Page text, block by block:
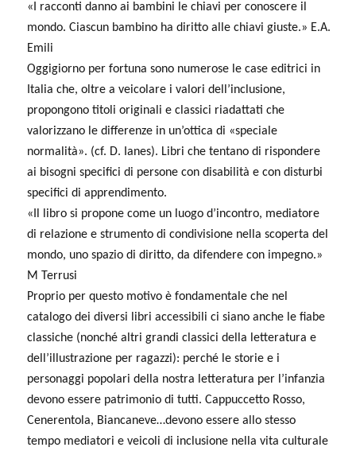
«I racconti danno ai bambini le chiavi per conoscere il
mondo. Ciascun bambino ha diritto alle chiavi giuste.» E.A.
Emili
Oggigiorno per fortuna sono numerose le case editrici in
Italia che, oltre a veicolare i valori dell’inclusione,
propongono titoli originali e classici riadattati che
valorizzano le differenze in un’ottica di «speciale
normalità». (cf. D. Ianes). Libri che tentano di rispondere
ai bisogni specifici di persone con disabilità e con disturbi
specifici di apprendimento.
«Il libro si propone come un luogo d’incontro, mediatore
di relazione e strumento di condivisione nella scoperta del
mondo, uno spazio di diritto, da difendere con impegno.»
M Terrusi
Proprio per questo motivo è fondamentale che nel
catalogo dei diversi libri accessibili ci siano anche le fiabe
classiche (nonché altri grandi classici della letteratura e
dell’illustrazione per ragazzi): perché le storie e i
personaggi popolari della nostra letteratura per l’infanzia
devono essere patrimonio di tutti. Cappuccetto Rosso,
Cenerentola, Biancaneve…devono essere allo stesso
tempo mediatori e veicoli di inclusione nella vita culturale